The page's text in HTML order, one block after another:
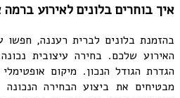
איך בוחרים בלונים לאירוע
בהזמנת בלונים לברית רעננה,
האירוע שלכם. בחירה עיצובית
הגדרת הגודל הנכון. מיקום
מבטיחים את ביצוע הבחירה הנכונה